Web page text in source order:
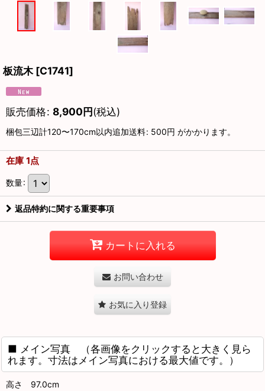
板流木 [C1741]
販売価格: 8,900円(税込)
梱包三辺計120〜170cm以内追加送料: 500円 がかかります。
在庫 1点
数量:
返品特約に関する重要事項
カートに入れる
お問い合わせ
お気に入り登録
■ メイン写真 （各画像をクリックすると大きく見ら
れます。寸法はメイン写真における最大値です。）
高さ 97.0cm